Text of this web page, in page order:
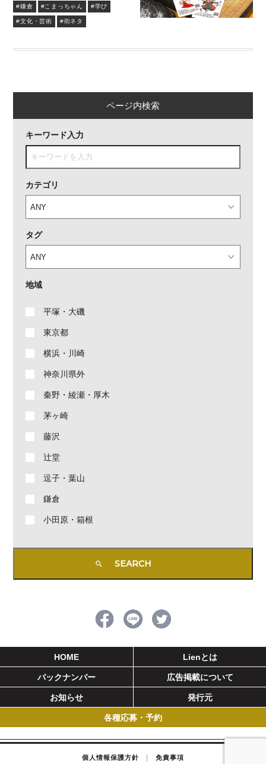
#鎌倉 #こまっちゃん #学び
#文化・芸術 #街ネタ
ページ内検索
キーワード入力
カテゴリ
タグ
地域
平塚・大磯
東京都
横浜・川崎
神奈川県外
秦野・綾瀬・厚木
茅ヶ崎
藤沢
辻堂
逗子・葉山
鎌倉
小田原・箱根
HOME Lienとは
バックナンバー 広告掲載について
お知らせ 発行元
各種応募・予約
個人情報保護方針 免責事項